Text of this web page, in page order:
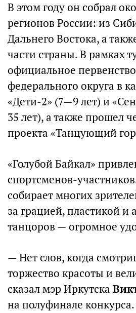
В этом году он собрал
регионов России: из
Дальнего Востока, а
части страны. В рамках
официальное
федерального округа в
«Дети-2» (7—9 лет) и
35 лет), а также прошел
проекта «Танцующий
«Голубой Байкал»
спортсменов-
собирает многих
за грацией, пластикой и
танцоров — огромное
— Нет слов, когда
торжество красоты и
сказал мэр Иркутска
на полуфинале